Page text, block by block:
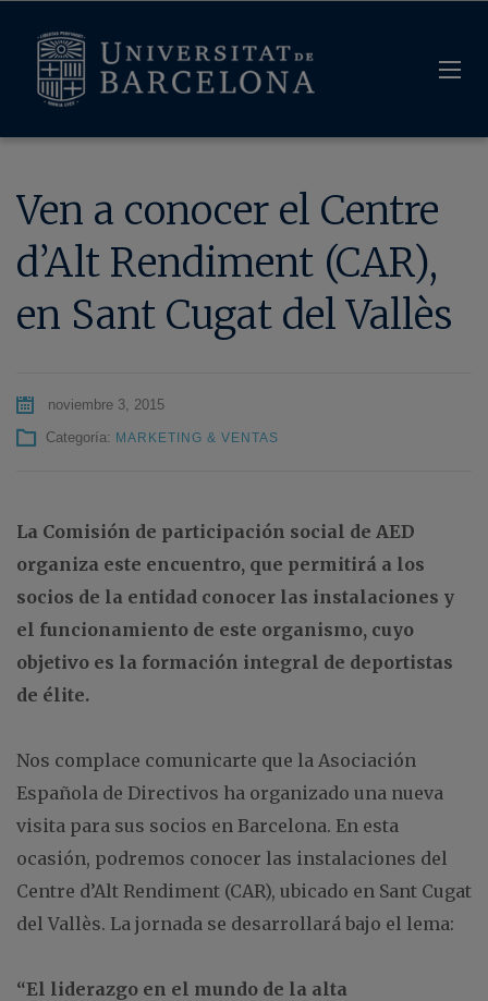
Ven a conocer el Centre
d’Alt Rendiment (CAR),
en Sant Cugat del Vallès
noviembre 3, 2015
Categoría: MARKETING & VENTAS
La Comisión de participación social de AED
organiza este encuentro, que permitirá a los
socios de la entidad conocer las instalaciones y
el funcionamiento de este organismo, cuyo
objetivo es la formación integral de deportistas
de élite.
Nos complace comunicarte que la Asociación
Española de Directivos ha organizado una nueva
visita para sus socios en Barcelona. En esta
ocasión, podremos conocer las instalaciones del
Centre d’Alt Rendiment (CAR), ubicado en Sant Cugat
del Vallès. La jornada se desarrollará bajo el lema:
“El liderazgo en el mundo de la alta